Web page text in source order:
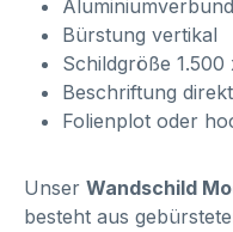
Bürstung vertikal
Schildgröße
Beschriftung
Folienplot oder
Unser Wandschild
besteht aus